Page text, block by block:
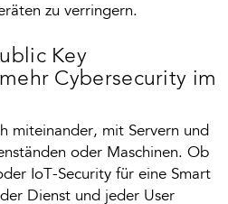
zu verringern.
Key
Cybersecurity im
miteinander, mit Servern und
oder Maschinen. Ob
IoT-Security für eine Smart
Dienst und jeder User